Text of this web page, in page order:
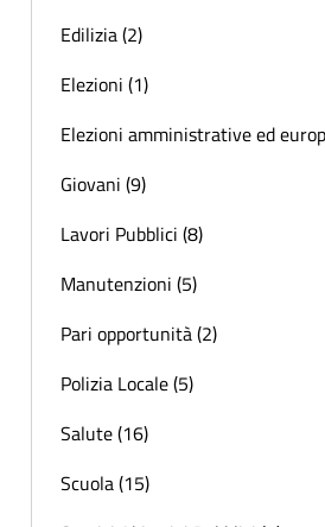
Edilizia (2)
Elezioni (1)
Elezioni amministrative ed
Giovani (9)
Lavori Pubblici (8)
Manutenzioni (5)
Pari opportunità (2)
Polizia Locale (5)
Salute (16)
Scuola (15)